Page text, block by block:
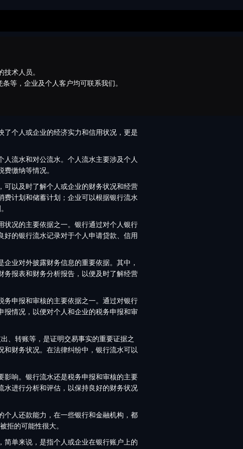
术人员。
等，企业及个人客户均可联系我们。
个人或企业的经济实力和信用状况，更是
流水和对公流水。个人流水主要涉及个人
缴纳等情况。
以及时了解个人或企业的财务状况和经营
计划和储蓄计划；企业可以根据银行流水
况的主要依据之一。银行通过对个人银行
的银行流水记录对于个人申请贷款、信用
业对外披露财务信息的重要依据。其中，
报表和财务分析报告，以便及时了解经营
申报和审核的主要依据之一。通过对银行
情况，以便对个人和企业的税务申报和审
、转账等，是证明交易事实的重要证据之
财务状况。在法律纠纷中，银行流水可以
响。银行流水还是税务申报和审核的主要
进行分析和评估，以保持良好的财务状况
人还款能力，在一些银行和金融机构，都
拒的可能性很大。
单来说，是指个人或企业在银行账户上的